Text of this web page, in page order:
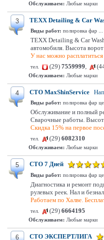
Обслуживаем: Любые марки
3 TEXX Detailing & Car
Виды работ: полировка фар ...
TEXX Detailing & Car
автомобиля. Высота
У нас можно
тел. (29) 7559999,
Обслуживаем: Любые марки
4 СТО MaxShinService
Виды работ: полировка фар
Обслуживание и полный
Сварочные работы.
Скидка 15% на первое
тел. (29) 6082310
Обслуживаем: Любые марки
5 СТО 7 Дней
Виды работ: полировка фар
Диагностика и ремонт
рулевых реек. Нал и
Работаем по Халве.
тел. (29) 6664195
Обслуживаем: Любые марки
6 СТО ЭКСПЕРТЛИГА